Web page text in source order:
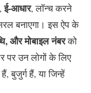
ई-आधार, लॉन्च करने
बनाएगा। इस ऐप के
और मोबाइल नंबरको
उन लोगों के लिए
बुजुर्ग हैं, या जिन्हें